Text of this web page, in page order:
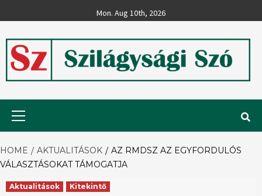
to
Mon. Aug 10th, 2026
Szilágysági
Szó
HOME AKTUALITÁSOK
AZ RMDSZ AZ EGYFORDULÓS
VÁLASZTÁSOKAT TÁMOGATJA
Aktualitások Kitekintő